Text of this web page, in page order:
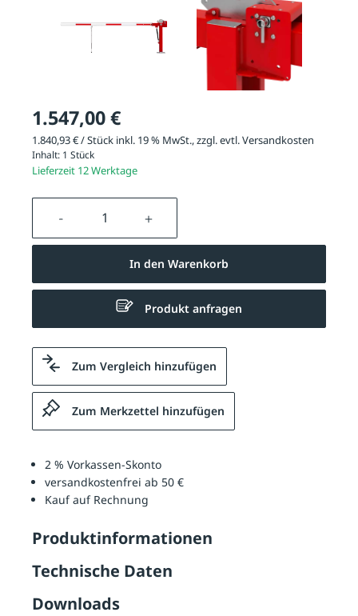
1.547,00 €
1.840,93 € / Stück inkl. 19 % MwSt., zzgl. evtl.Versandkosten
Inhalt: 1 Stück
Lieferzeit 12 Werktage
Produkt Anzahl: Gib den
In den Warenkorb
Produkt anfragen
Zum Vergleich hinzufügen
Zum Merkzettel hinzufügen
2 % Vorkassen-Skonto
versandkostenfrei ab 50 €
Kauf auf Rechnung
Produktinformationen
Technische Daten
Downloads